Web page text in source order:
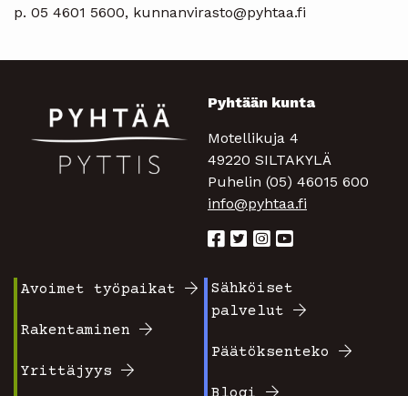
p. 05 4601 5600, kunnanvirasto@pyhtaa.fi
Pyhtään kunta
Motellikuja 4
49220 SILTAKYLÄ
Puhelin (05) 46015 600
info@pyhtaa.fi
valikko
1
Avoimet työpaikat
Rakentaminen
Yrittäjyys
Footer
2
Sähköiset
palvelut
Päätöksenteko